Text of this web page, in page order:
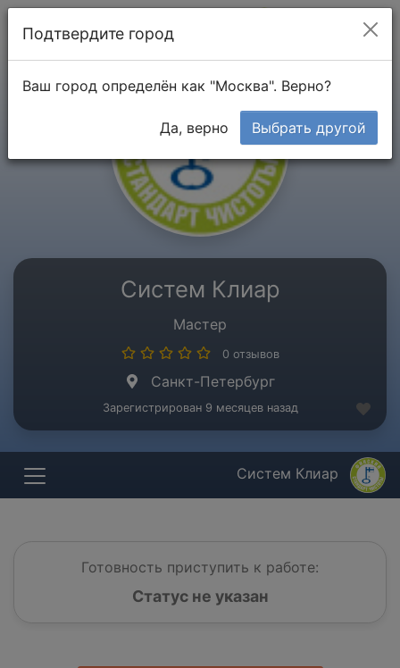
Систем Клиар
Мастер
0 отзывов
Санкт-Петербург
Зарегистрирован 9 месяцев назад
Систем Клиар
Готовность приступить к работе:
Статус не указан
Подтвердите город
Ваш город определён как "Москва". Верно?
Да, верно Выбрать другой